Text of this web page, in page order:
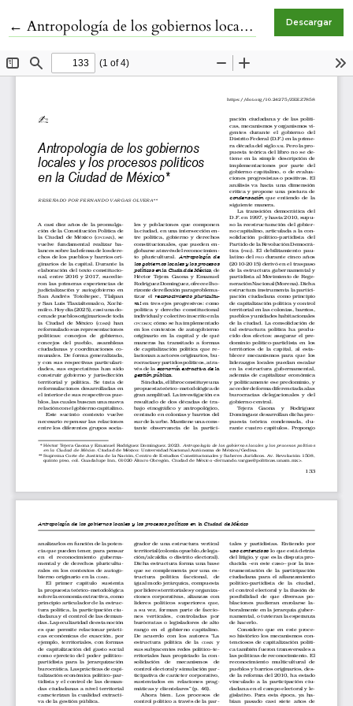
←Volver a los detalles del artículo
Antropología de los gobiernos locales y los procesos políticos en la Ciudad de México, Héctor Tejera Gaona y Emanuel Rodríguez Domínguez Descargar